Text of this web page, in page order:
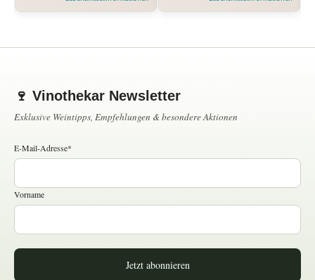
🍷 Vinothekar Newsletter
Exklusive Weintipps, Empfehlungen & besondere Aktionen
E-Mail-Adresse*
Vorname
Jetzt abonnieren